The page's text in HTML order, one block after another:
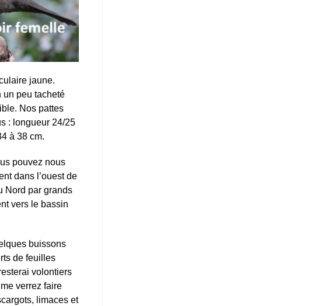
jaune.
un peu tacheté
Nos pattes
: longueur 24/25
à 38 cm.
pouvez nous
dans l’ouest de
Nord par grands
vers le bassin
buissons
de feuilles
volontiers
verrez faire
limaces et